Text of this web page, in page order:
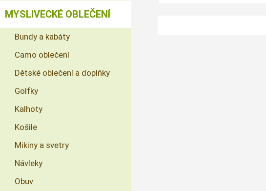
MYSLIVECKÉ OBLEČENÍ
Bundy a kabáty
Camo oblečení
Dětské oblečení a doplňky
Golfky
Kalhoty
Košile
Mikiny a svetry
Návleky
Obuv